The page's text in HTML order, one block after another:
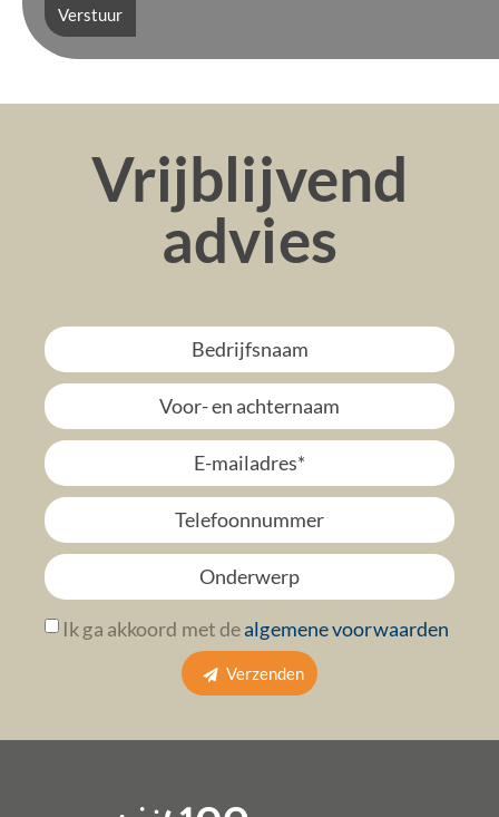
Verstuur
Vrijblijvend
advies
Ik ga akkoord met dealgemene voorwaarden
Verzenden